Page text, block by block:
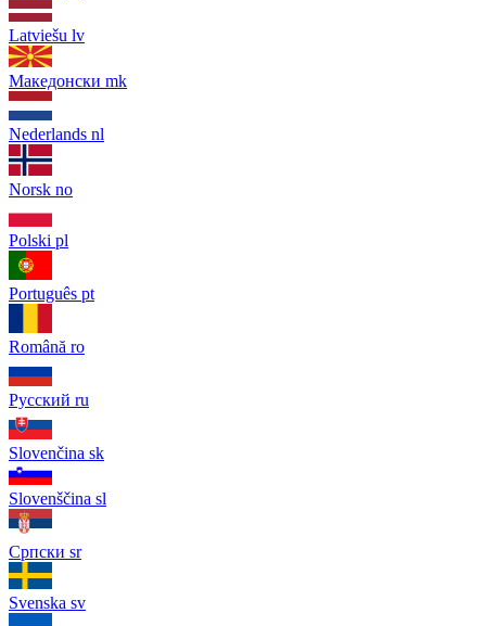
Latviešu lv
Македонски mk
Nederlands nl
Norsk no
Polski pl
Português pt
Română ro
Русский ru
Slovenčina sk
Slovenščina sl
Српски sr
Svenska sv